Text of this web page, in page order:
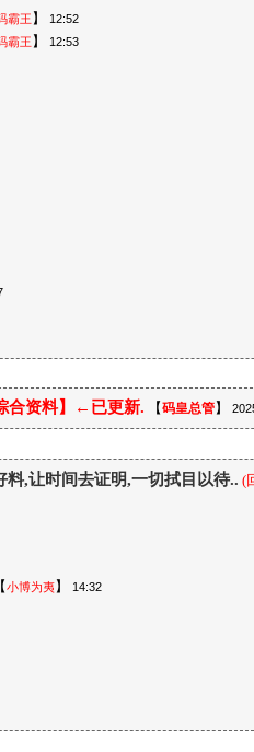
霸王 】 12:52
霸王 】 12:53
合资料】←已更新. 【码皇总管】
,让时间去证明,一切拭目以待.. (
【小博为夷】 14:32